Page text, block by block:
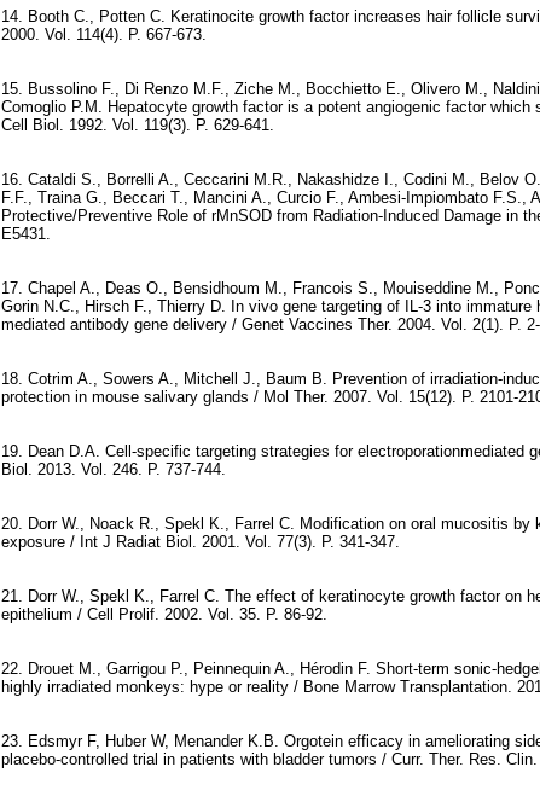
14. Booth C., Potten C. Keratinocite growth factor increases hair follicle
2000. Vol. 114(4). P. 667-673.
15. Bussolino F., Di Renzo M.F., Ziche M., Bocchietto E., Olivero M.,
Comoglio P.M. Hepatocyte growth factor is a potent angiogenic factor
Cell Biol. 1992. Vol. 119(3). P. 629-641.
16. Cataldi S., Borrelli A., Ceccarini M.R., Nakashidze I., Codini M., Belov
F.F., Traina G., Beccari T., Mancini A., Curcio F., Ambesi-Impiombato F.S.,
Protective/Preventive Role of rMnSOD from Radiation-Induced Damage in
E5431.
17. Chapel A., Deas O., Bensidhoum M., Francois S., Mouiseddine M.,
Gorin N.C., Hirsch F., Thierry D. In vivo gene targeting of IL-3 into immature
mediated antibody gene delivery / Genet Vaccines Ther. 2004. Vol. 2(1). P.
18. Cotrim A., Sowers A., Mitchell J., Baum B. Prevention of irradiation-
protection in mouse salivary glands / Mol Ther. 2007. Vol. 15(12). P. 2101-
19. Dean D.A. Cell-specific targeting strategies for electroporationmediated
Biol. 2013. Vol. 246. P. 737-744.
20. Dorr W., Noack R., Spekl K., Farrel C. Modification on oral mucositis by
exposure / Int J Radiat Biol. 2001. Vol. 77(3). P. 341-347.
21. Dorr W., Spekl K., Farrel C. The effect of keratinocyte growth factor on
epithelium / Cell Prolif. 2002. Vol. 35. P. 86-92.
22. Drouet M., Garrigou P., Peinnequin A., Hérodin F. Short-term sonic-
highly irradiated monkeys: hype or reality / Bone Marrow Transplantation.
23. Edsmyr F, Huber W, Menander K.B. Orgotein efficacy in ameliorating
placebo-controlled trial in patients with bladder tumors / Curr. Ther. Res.